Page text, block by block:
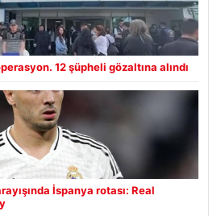
12 şüpheli gözaltına alındı
İspanya rotası: Real